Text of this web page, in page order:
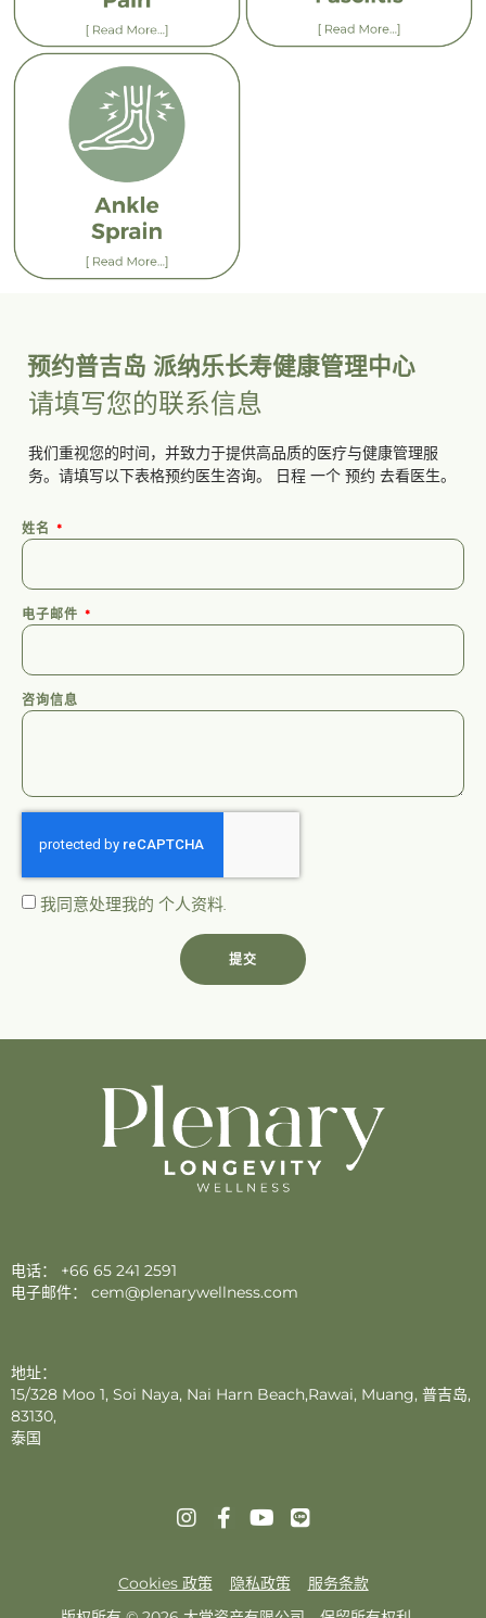
预约普吉岛 派纳乐长寿健康管理中心
请填写您的联系信息
我们重视您的时间，并致力于提供高品质的医疗与健康管理服
务。请填写以下表格预约医生咨询。
日程 一个 预约 去看医生。
姓名
电子邮件
咨询信息
我同意处理我的 个人资料.
提交
电话： +66 65 241 2591
电子邮件： cem@plenarywellness.com
地址：
15/328 Moo 1, Soi Naya, Nai Harn Beach,Rawai, Muang, 普吉岛,
83130,
泰国
Cookies 政策 隐私政策
服务条款